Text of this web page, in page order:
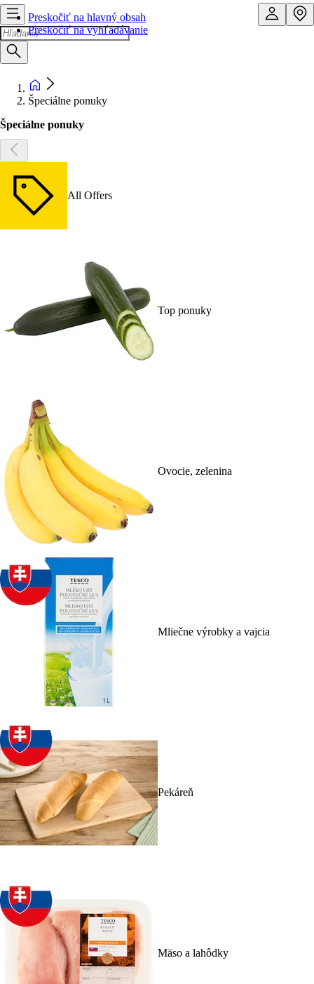
Preskočiť na hlavný obsah
Preskočiť na vyhľadávanie
Špeciálne ponuky
Špeciálne ponuky
All Offers
Top ponuky
Ovocie, zelenina
Mliečne výrobky a vajcia
Pekáreň
Mäso a lahôdky